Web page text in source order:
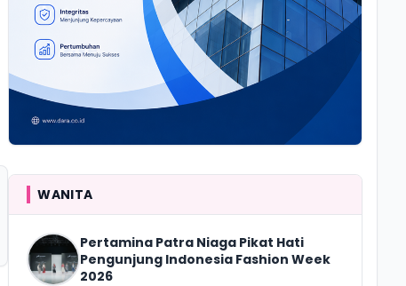
WANITA
Pertamina Patra Niaga Pikat Hati
Pengunjung Indonesia Fashion Week
2026